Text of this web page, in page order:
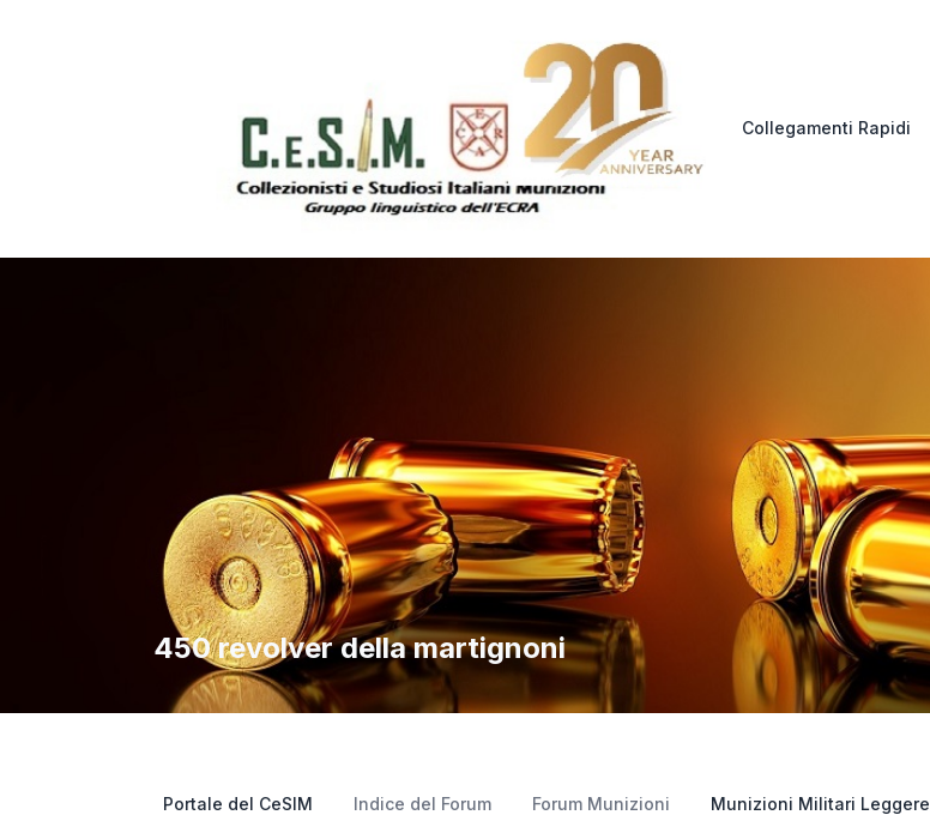
Collegamenti Rapidi
450 revolver della martignoni
Portale del CeSIM Indice del Forum Forum Munizioni Munizioni Militari Leggere